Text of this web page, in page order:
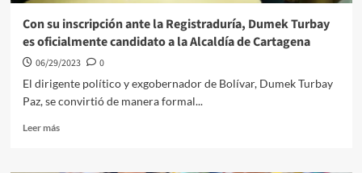
Kotska
Con su inscripción ante la Registraduría, Dumek Turbay
es oficialmente candidato a la Alcaldía de Cartagena
06/29/2023
0
El dirigente político y exgobernador de Bolívar, Dumek Turbay
Paz, se convirtió de manera formal...
Leer másLeer